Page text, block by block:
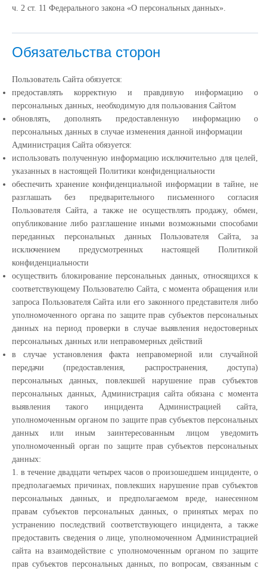
ч. 2 ст. 11 Федерального закона «О персональных данных».
Обязательства сторон
Пользователь Сайта обязуется:
предоставлять корректную и правдивую информацию о
персональных данных, необходимую для пользования Сайтом
обновлять, дополнять предоставленную информацию о
персональных данных в случае изменения данной информации
Администрация Сайта обязуется:
использовать полученную информацию исключительно для целей,
указанных в настоящей Политики конфиденциальности
обеспечить хранение конфиденциальной информации в тайне, не
разглашать без предварительного письменного согласия
Пользователя Сайта, а также не осуществлять продажу, обмен,
опубликование либо разглашение иными возможными способами
переданных персональных данных Пользователя Сайта, за
исключением предусмотренных настоящей Политикой
конфиденциальности
осуществить блокирование персональных данных, относящихся к
соответствующему Пользователю Сайта, с момента обращения или
запроса Пользователя Сайта или его законного представителя либо
уполномоченного органа по защите прав субъектов персональных
данных на период проверки в случае выявления недостоверных
персональных данных или неправомерных действий
в случае установления факта неправомерной или случайной
передачи (предоставления, распространения, доступа)
персональных данных, повлекшей нарушение прав субъектов
персональных данных, Администрация сайта обязана с момента
выявления такого инцидента Администрацией сайта,
уполномоченным органом по защите прав субъектов персональных
данных или иным заинтересованным лицом уведомить
уполномоченный орган по защите прав субъектов персональных
данных:
1. в течение двадцати четырех часов о произошедшем инциденте, о
предполагаемых причинах, повлекших нарушение прав субъектов
персональных данных, и предполагаемом вреде, нанесенном
правам субъектов персональных данных, о принятых мерах по
устранению последствий соответствующего инцидента, а также
предоставить сведения о лице, уполномоченном Администрацией
сайта на взаимодействие с уполномоченным органом по защите
прав субъектов персональных данных, по вопросам, связанным с